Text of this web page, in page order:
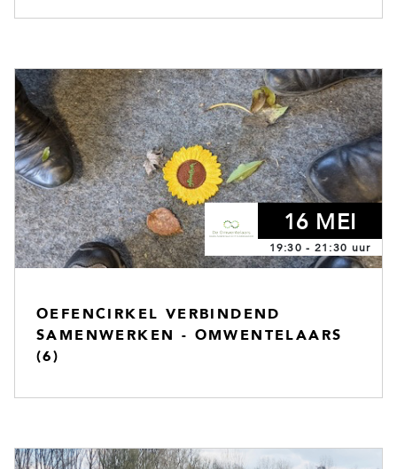
16 MEI
19:30 - 21:30 uur
OEFENCIRKEL VERBINDEND
SAMENWERKEN - OMWENTELAARS
(6)